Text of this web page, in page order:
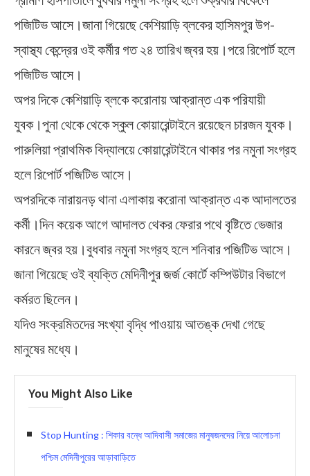
পজিটিভ আসে।জানা গিয়েছে কেশিয়াড়ি ব্লকের হাসিমপুর উপ-
স্বাস্থ্য কেন্দ্রের ওই কর্মীর গত ২৪ তারিখ জ্বর হয়।পরে রিপোর্ট হলে
পজিটিভ আসে।
অপর দিকে কেশিয়াড়ি ব্লকে করোনায় আক্রান্ত এক পরিযায়ী
যুবক।পুনা থেকে থেকে স্কুল কোয়ারেন্টাইনে রয়েছেন চারজন যুবক।
পারুলিয়া প্রাথমিক বিদ্যালয়ে কোয়ারেন্টাইনে থাকার পর নমুনা সংগ্রহ
হলে রিপোর্ট পজিটিভ আসে।
অপরদিকে নারায়নড় থানা এলাকায় করোনা আক্রান্ত এক আদালতের
কর্মী।দিন কয়েক আগে আদালত থেকর ফেরার পথে বৃষ্টিতে ভেজার
কারনে জ্বর হয়।বুধবার নমুনা সংগ্রহ হলে শনিবার পজিটিভ আসে।
জানা গিয়েছে ওই ব্যক্তি মেদিনীপুর জর্জ কোর্টে কম্পিউটার বিভাগে
কর্মরত ছিলেন।
যদিও সংক্রমিতদের সংখ্যা বৃদ্ধি পাওয়ায় আতঙ্ক দেখা গেছে
মানুষের মধ্যে।
You Might Also Like
Stop Hunting : শিকার বন্ধে আদিবাসী সমাজের মানুষজনদের নিয়ে আলোচনা
পশ্চিম মেদিনীপুরের আড়াবাড়িতে